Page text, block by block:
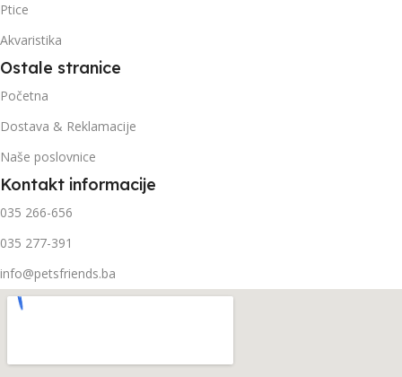
Ptice
Akvaristika
Ostale stranice
Početna
Dostava & Reklamacije
Naše poslovnice
Kontakt informacije
035 266-656
035 277-391
info@petsfriends.ba